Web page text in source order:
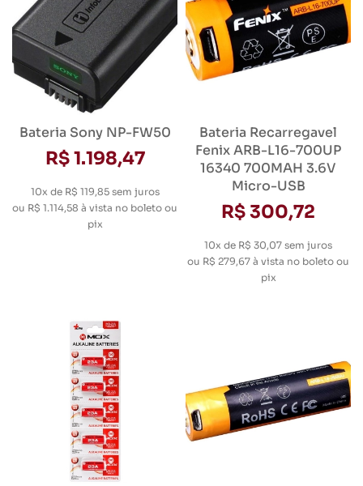
Bateria Sony NP-FW50
R$ 1.198,47
10x de R$ 119,85 sem juros
ou R$ 1.114,58 à vista no boleto ou
pix
Bateria Recarregavel
Fenix ARB-L16-700UP
16340 700MAH 3.6V
Micro-USB
R$ 300,72
10x de R$ 30,07 sem juros
ou R$ 279,67 à vista no boleto ou
pix